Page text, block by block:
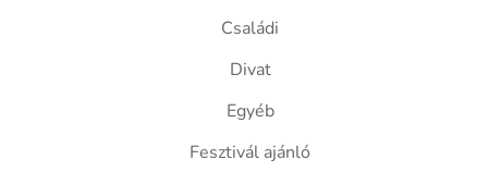
Családi
Divat
Egyéb
Fesztivál ajánló